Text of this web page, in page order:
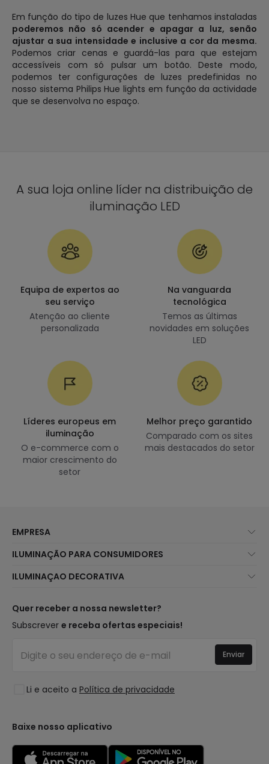
Em função do tipo de luzes Hue que tenhamos instaladas
poderemos não só acender e apagar a luz, senão
ajustar a sua intensidade e inclusive a cor da mesma.
Podemos criar cenas e guardá-las para que estejam
accessíveis com só pulsar um botão. Deste modo,
podemos ter configurações de luzes predefinidas no
nosso sistema Philips Hue lights em função da actividade
que se desenvolva no espaço.
A sua loja online líder na distribuição de
iluminação LED
Equipa de expertos ao
seu serviço
Atenção ao cliente
personalizada
Na vanguarda
tecnológica
Temos as últimas
novidades em soluções
LED
Líderes europeus em
iluminação
O e-commerce com o
maior crescimento do
setor
Melhor preço garantido
Comparado com os sites
mais destacados do setor
EMPRESA
Atendimento ao Cliente
Métodos de Envio
É Profissional?
Perguntas Frequentes (FAQ)
ILUMINAÇÃO PARA CONSUMIDORES
Marcas
Iluminação para empresas
ILUMINAÇAO DECORATIVA
Tendências
Marcas de Decoração Premium
Espaços
Coleções
Quer receber a nossa newsletter?
Subscrever e receba ofertas especiais!
Li e aceito a Política de privacidade
Enviar
Baixe nosso aplicativo